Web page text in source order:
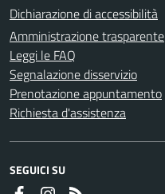
Dichiarazione di accessibilità
Amministrazione trasparente
Leggi le FAQ
Segnalazione disservizio
Prenotazione appuntamento
Richiesta d'assistenza
SEGUICI SU